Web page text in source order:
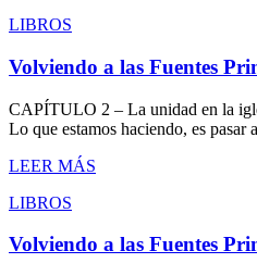
LIBROS
Volviendo a las Fuentes
CAPÍTULO 2 – La unidad en la
Lo que estamos haciendo, es
LEER MÁS
LIBROS
Volviendo a las Fuentes